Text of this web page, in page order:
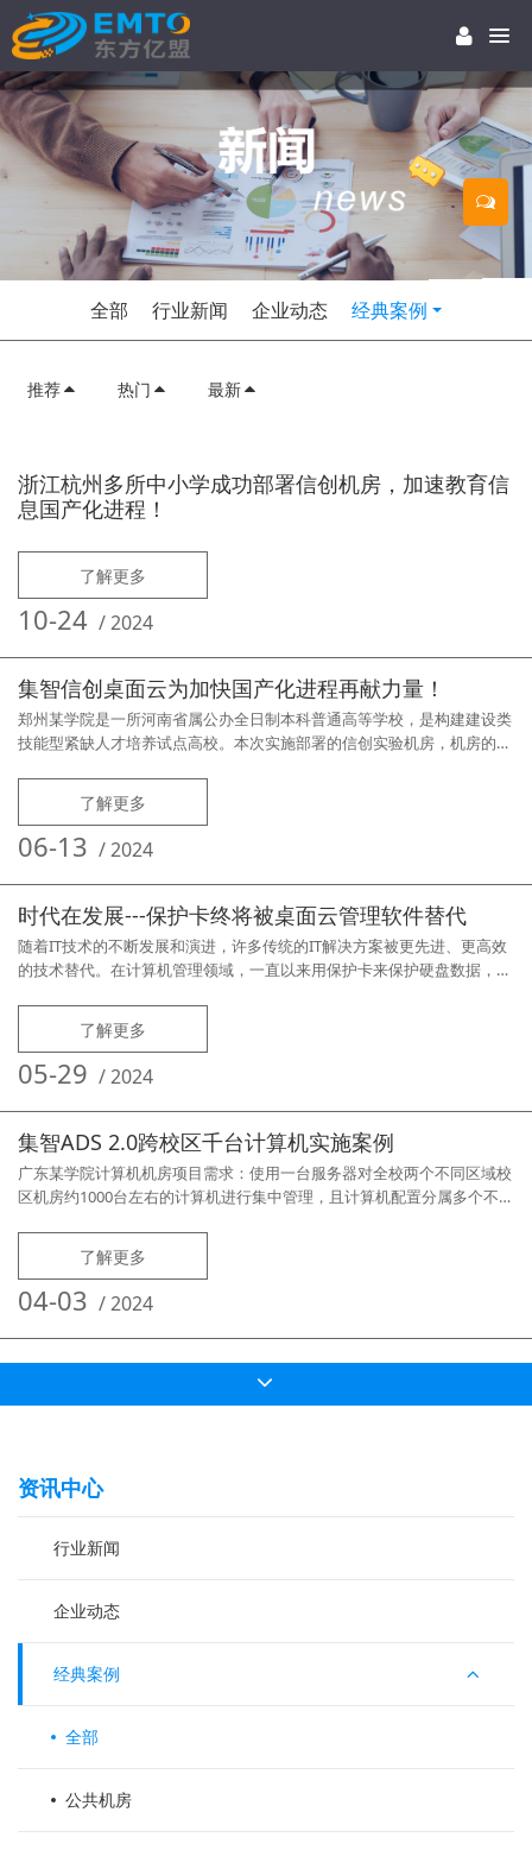
全部 行业新闻 企业动态 经典案例
推荐 热门 最新
浙江杭州多所中小学成功部署信创机房，加速教育信
息国产化进程！
了解更多
10-24 /2024
集智信创桌面云为加快国产化进程再献力量！
郑州某学院是一所河南省属公办全日制本科普通高等学校，是构建建设类
技能型紧缺人才培养试点高校。本次实施部署的信创实验机房，机房的服
了解更多
06-13 /2024
时代在发展---保护卡终将被桌面云管理软件替代
随着IT技术的不断发展和演进，许多传统的IT解决方案被更先进、更高效
的技术替代。在计算机管理领域，一直以来用保护卡来保护硬盘数据，防
的普及，桌面云管理软件为计算机的集中管理带来了许多新的可能。北京
某职业学校计算机机房有近千台计算机，分属于多个机房，一直以来采用
保护卡管理，但由于机房多、且计算机分属不同批次，型号复杂，维护管
理非常辛苦，
了解更多
05-29 /2024
集智ADS 2.0跨校区千台计算机实施案例
广东某学院计算机机房项目需求：使用一台服务器对全校两个不同区域校
区机房约1000台左右的计算机进行集中管理，且计算机配置分属多个不同
维护等工作。针对客户的项目管理需求，东方亿盟采用旗下的《集智ADS
桌面云管理系统2.0》软件用于项目建设，集智ADS2.0的全新管理功能可
完全满足客户所有实际需求，项目实现如下功能：实现统一部署镜像、一
键
了解更多
04-03 /2024
资讯中心
行业新闻
企业动态
经典案例
全部
公共机房